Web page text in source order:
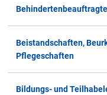
A B C D
L M
Behindertenbeauftragte
Beistandschaften,
Pflegeschaften
Bildungs- und